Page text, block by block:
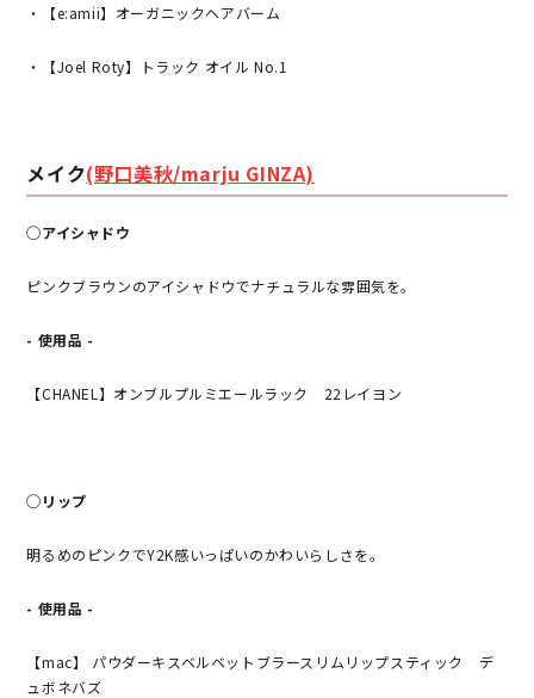
・【e:amii】オーガニックヘアバーム
・【Joel Roty】トラック オイル No.1
メイク(野口美秋/marju GINZA)
◯アイシャドウ
ピンクブラウンのアイシャドウでナチュラルな雰囲気を。
- 使用品 -
【CHANEL】オンブルプルミエールラック 22レイヨン
◯リップ
明るめのピンクでY2K感いっぱいのかわいらしさを。
- 使用品 -
【mac】 パウダーキスベルベットブラースリムリップスティック デ
ュボネバズ